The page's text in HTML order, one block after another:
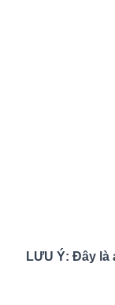
LƯU Ý: Đây